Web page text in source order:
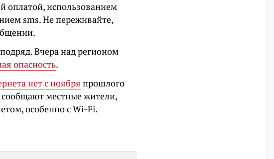
оплатой, использованием
sms. Не переживайте,
Вчера над регионом
опасность.
нет с ноября прошлого
сообщают местные жители,
особенно с Wi-Fi.